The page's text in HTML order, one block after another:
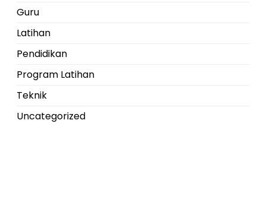
Guru
Latihan
Pendidikan
Program Latihan
Teknik
Uncategorized